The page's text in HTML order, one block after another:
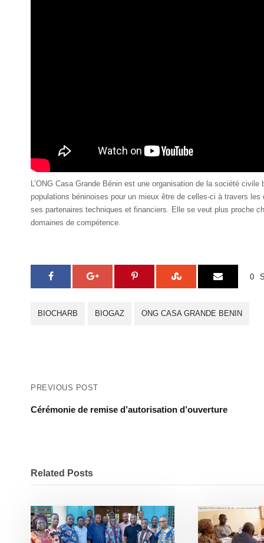
L’ONG Casa Grande Bénin est une organisation de la société
populations béninoises pour un mieux être de celles-ci à travers
ses partenaires techniques et financiers. Elle se veut plus proche
domaines de compétence.
0
BIOCHARB BIOGAZ ONG CASA GRANDE BENIN
PREVIOUS POST
Cérémonie de remise d’autorisation d’ouverture
Related Posts